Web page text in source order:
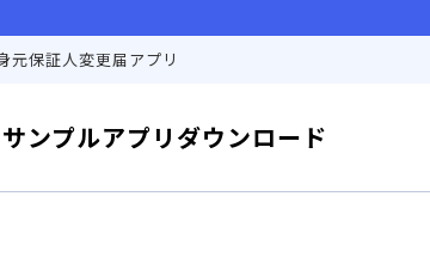
元保証人変更届アプリ
ンプルアプリダウンロード